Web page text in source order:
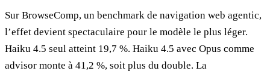
Sur BrowseComp, un benchmark de navigation web agentic,
l’effet devient spectaculaire pour le modèle le plus léger.
Haiku 4.5 seul atteint 19,7 %. Haiku 4.5 avec Opus comme
advisor monte à 41,2 %, soit plus du double. La